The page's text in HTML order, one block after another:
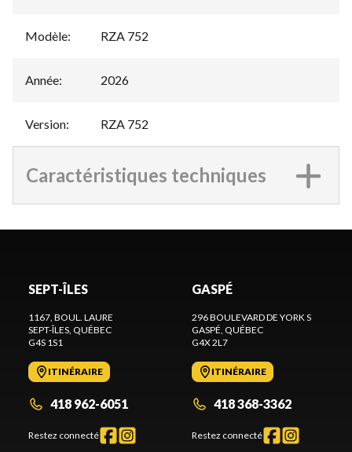
Modèle: RZA 752
Année: 2026
Version: RZA 752
Caractéristiques techniques
SEPT-ÎLES
1167, BOUL. LAURE
SEPT-ÎLES, QUÉBEC
G4S 1S1
ITINÉRAIRE
418 962-6051
Restez connecté
GASPÉ
296 BOULEVARD DE YORK S
GASPÉ, QUÉBEC
G4X 2L7
ITINÉRAIRE
418 368-3362
Restez connecté